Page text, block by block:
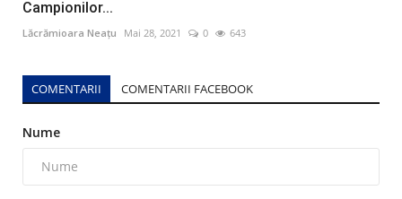
Campionilor...
Lăcrămioara Neațu Mai 28, 2021 0 643
COMENTARII COMENTARII FACEBOOK
Nume